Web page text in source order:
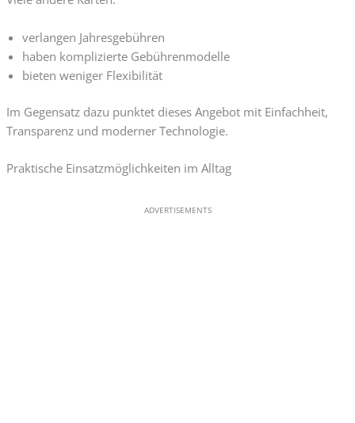
verlangen Jahresgebühren
haben komplizierte Gebührenmodelle
bieten weniger Flexibilität
Im Gegensatz dazu punktet dieses Angebot mit Einfachheit,
Transparenz und moderner Technologie.
Praktische Einsatzmöglichkeiten im Alltag
ADVERTISEMENTS